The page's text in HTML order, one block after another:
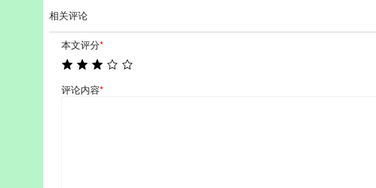
相关评论
本文评分*
评论内容*